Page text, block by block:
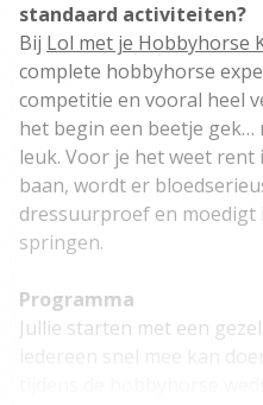
standaard activiteiten?
Bij Lol met je Hobbyhorse
complete hobbyhorse
competitie en vooral heel
het begin een beetje
leuk. Voor je het weet
baan, wordt er
dressuurproef en moedigt
springen.
Programma
Jullie starten met een